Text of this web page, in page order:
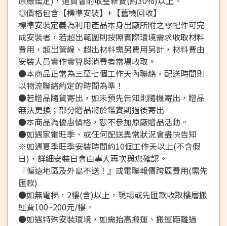
◎價格包含【標準安裝】+【舊機回收】
標準安裝定義為利用產品本身出廠所附之零配件可完
成安裝者，若超出範圍則按照實際環境需求收取材料
費用，超出管線、超出材料需另費用另計，材料費由
安裝人員實作實算與消費者當場收取。
●本商品正常為三至七個工作天內聯絡，配送時間則
以物流聯絡約定的時間為準！
●若贈品隨貨寄出，如未預先告知則隨機寄出，贈品
無法更換；部分贈品將於鑑賞期過後寄出
●本商品為優惠價格，恕不參加原廠贈品活動。
●如遇家電旺季、或任何配送異常狀況會盡快告知
※如遇夏季旺季安裝時間約10個工作天以上(不含假
日)，詳細安裝日會由專人再次與您確認。
『偏遠地區及外島不送！』或電聯報價跨區費用(需先
匯款)
●如無電梯，2樓(含)以上，現場或先匯款收取樓層搬
運費100~200元/樓。
●如遇特殊安裝環境，如需抬高搬運、搬運距離過